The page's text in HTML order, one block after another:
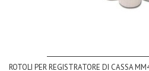
ROTOLI PER REGISTRATORE DI CASSA